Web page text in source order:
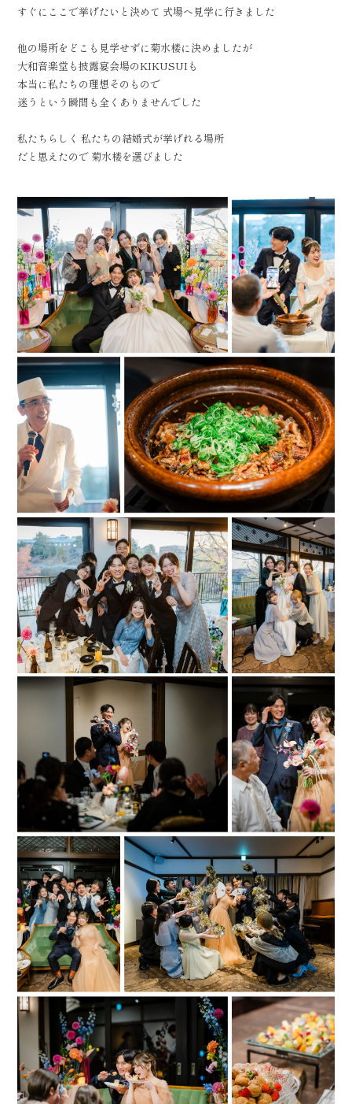
すぐにここで挙げたいと決めて 式場へ見学に行きました
他の場所をどこも見学せずに菊水楼に決めましたが
大和音楽堂も披露宴会場のKIKUSUIも
本当に私たちの理想そのもので
迷うという瞬間も全くありませんでした
私たちらしく 私たちの結婚式が挙げれる場所
だと思えたので 菊水楼を選びました